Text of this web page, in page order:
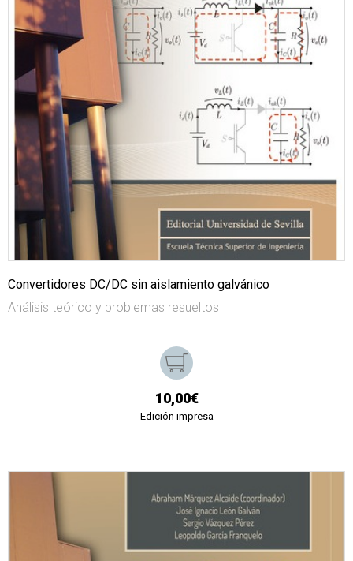
Convertidores DC/DC sin aislamiento galvánico
Análisis teórico y problemas resueltos
10,00€
Edición impresa